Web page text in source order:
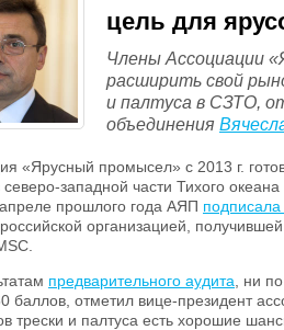
цель для
Члены Ассоциации
расширить свой
и палтуса в СЗТО,
объединения
«Ярусный промысел» с 2013 г.
северо-западной части Тихого
прошлого года АЯП
организацией,
предварительного аудита , ни
баллов, отметил вице-президент
трески и палтуса есть хорошие